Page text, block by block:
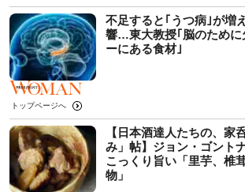
不足すると｢うつ病｣が増
響…東大教授｢脳のために
ーにある食材｣
トップページへ
【日本酒達人たちの、家
み」帖】ジョン・ゴント
こっくり旨い「里芋、椎
物」